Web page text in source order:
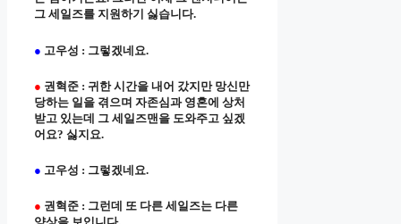
그 세일즈를 지원하기 싫습니다.
● 고우성 : 그렇겠네요.
● 권혁준 : 귀한 시간을 내어 갔지만 망신만
당하는 일을 겪으며 자존심과 영혼에 상처
받고 있는데 그 세일즈맨을 도와주고 싶겠
어요? 싫지요.
● 고우성 : 그렇겠네요.
● 권혁준 : 그런데 또 다른 세일즈는 다른